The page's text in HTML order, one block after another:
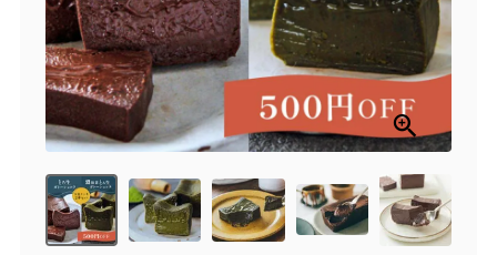
セット
お中元
紅茶toroaTea
メルマガ会員様限定
ョコラ
とろ生シュー
クッキー缶
お誕生日セット